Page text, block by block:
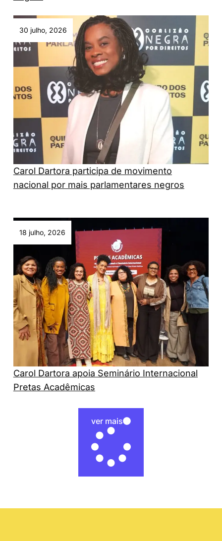
30 julho, 2026
Carol Dartora participa de movimento
nacional por mais parlamentares negros
18 julho, 2026
Carol Dartora apoia Seminário Internacional
Pretas Acadêmicas
ver mais